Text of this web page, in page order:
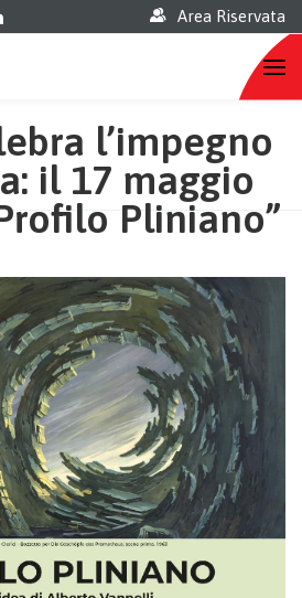
Area Riservata
l’impegno
il 17 maggio
Pliniano”